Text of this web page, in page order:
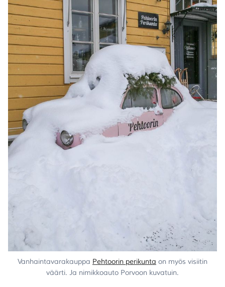
Vanhaintavarakauppa Pehtoorin perikunta on myös visiitin
väärti. Ja nimikkoauto Porvoon kuvatuin.